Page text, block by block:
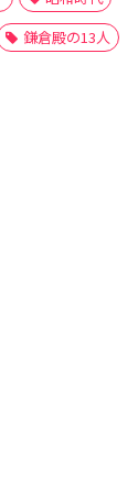
鎌倉殿の13人